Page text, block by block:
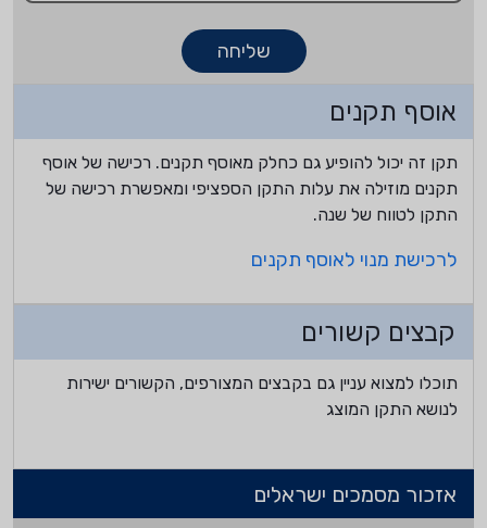
שליחה
אוסף תקנים
תקן זה יכול להופיע גם כחלק מאוסף תקנים. רכישה של אוסף
תקנים מוזילה את עלות התקן הספציפי ומאפשרת רכישה של
התקן לטווח של שנה.
לרכישת מנוי לאוסף תקנים
קבצים קשורים
תוכלו למצוא עניין גם בקבצים המצורפים, הקשורים ישירות
לנושא התקן המוצג
אזכור מסמכים ישראלים